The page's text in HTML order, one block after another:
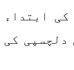
ابتداء
کی